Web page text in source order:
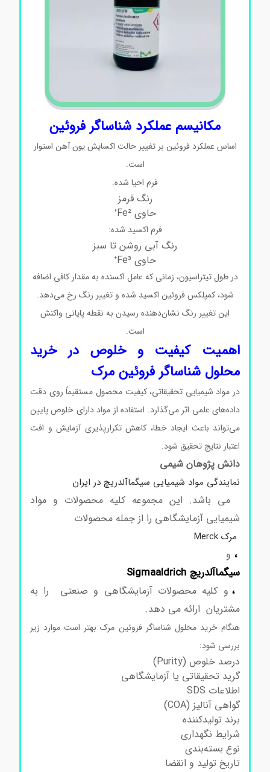
مکانیسم عملکرد شناساگر فروئین
اساس عملکرد فروئین بر تغییر حالت اکسایش یون آهن استوار
است.
فرم احیا شده:
رنگ قرمز
حاوی Fe²⁺
فرم اکسید شده:
رنگ آبی روشن تا سبز
حاوی Fe³⁺
در طول تیتراسیون، زمانی که عامل اکسنده به مقدار کافی اضافه
شود، کمپلکس فروئین اکسید شده و تغییر رنگ رخ می‌دهد.
این تغییر رنگ نشان‌دهنده رسیدن به نقطه پایانی واکنش
است.
اهمیت کیفیت و خلوص در خرید
محلول شناساگر فروئین مرک
در مواد شیمیایی تحقیقاتی، کیفیت محصول مستقیماً روی دقت
داده‌های علمی اثر می‌گذارد. استفاده از مواد دارای خلوص پایین
می‌تواند باعث ایجاد خطا، کاهش تکرارپذیری آزمایش و افت
اعتبار نتایج تحقیق شود.
دانش پژوهان شیمی
نمایندگی مواد شیمیایی سیگماآلدریچ در ایران
می باشد. این مجموعه کلیه محصولات و مواد
شیمیایی آزمایشگاهی را از جمله محصولات
مرک Merck
سیگماآلدریچ Sigmaaldrich
و کلیه محصولات آزمایشگاهی و صنعتی را به
مشتریان ارائه می دهد.
هنگام خرید محلول شناساگر فروئین مرک بهتر است موارد زیر
بررسی شود:
درصد خلوص (Purity)
گرید تحقیقاتی یا آزمایشگاهی
اطلاعات SDS
گواهی آنالیز (COA)
برند تولیدکننده
شرایط نگهداری
نوع بسته‌بندی
تاریخ تولید و انقضا